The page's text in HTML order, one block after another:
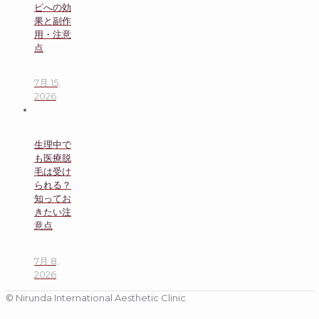
ビへの効
果と副作
用・注意
点
7月 15,
2026
生理中で
も医療脱
毛は受け
られる？
知ってお
きたい注
意点
7月 8,
2026
© Nirunda International Aesthetic Clinic